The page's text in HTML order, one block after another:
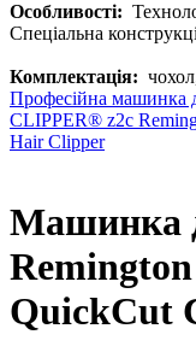
Особливості:
Спеціальна
Комплектація:
Професійна машинка
CLIPPER® z2с
Hair Clipper
Машинка
QuickCut